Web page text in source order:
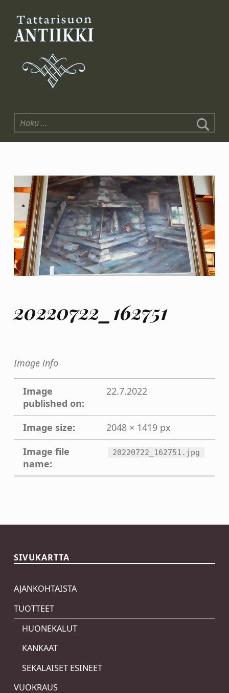
Tattarisuon Antiikki
Haku:
20220722_162751
Image info
Image
published on:
22.7.2022
Image size:
2048 × 1419 px
Image file
name:
20220722_162751.jpg
SIVUKARTTA
AJANKOHTAISTA
TUOTTEET
HUONEKALUT
KANKAAT
SEKALAISET ESINEET
VUOKRAUS